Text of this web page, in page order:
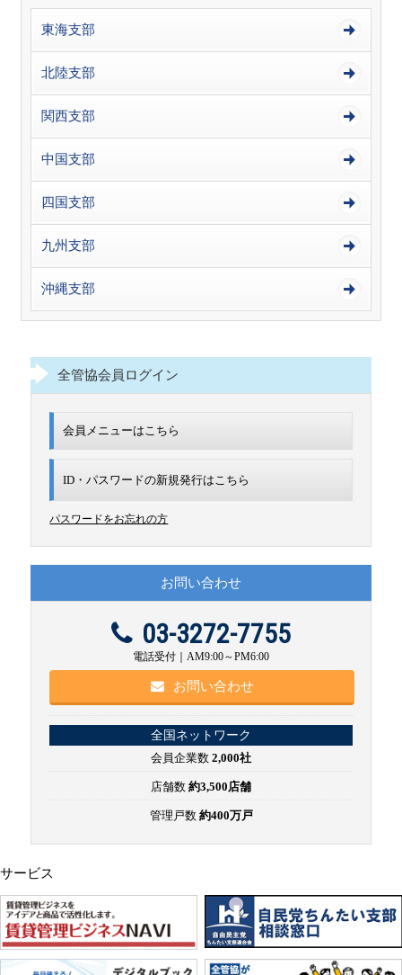
東海支部
北陸支部
関西支部
中国支部
四国支部
九州支部
沖縄支部
全管協会員ログイン
会員メニューはこちら
ID・パスワードの新規発行は こちら
パスワードをお忘れの方
お問い合わせ
03-3272-7755
電話受付｜AM9:00～PM6:00
お問い合わせ
全国ネットワーク
会員企業数 2,000社
店舗数 約3,500店舗
管理戸数 約400万戸
サービス